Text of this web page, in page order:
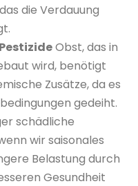
die Verdauung
Obst, das in
wird, benötigt
Zusätze, da es
gedeiht.
schädliche
wir saisonales
Belastung durch
Gesundheit